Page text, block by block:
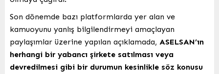
Son dönemde bazı platformlarda yer alan ve
kamuoyunu yanlış bilgilendirmeyi amaçlayan
paylaşımlar üzerine yapılan açıklamada, ASELSAN’ın
herhangi bir yabancı şirkete satılması veya
devredilmesi gibi bir durumun kesinlikle söz konusu